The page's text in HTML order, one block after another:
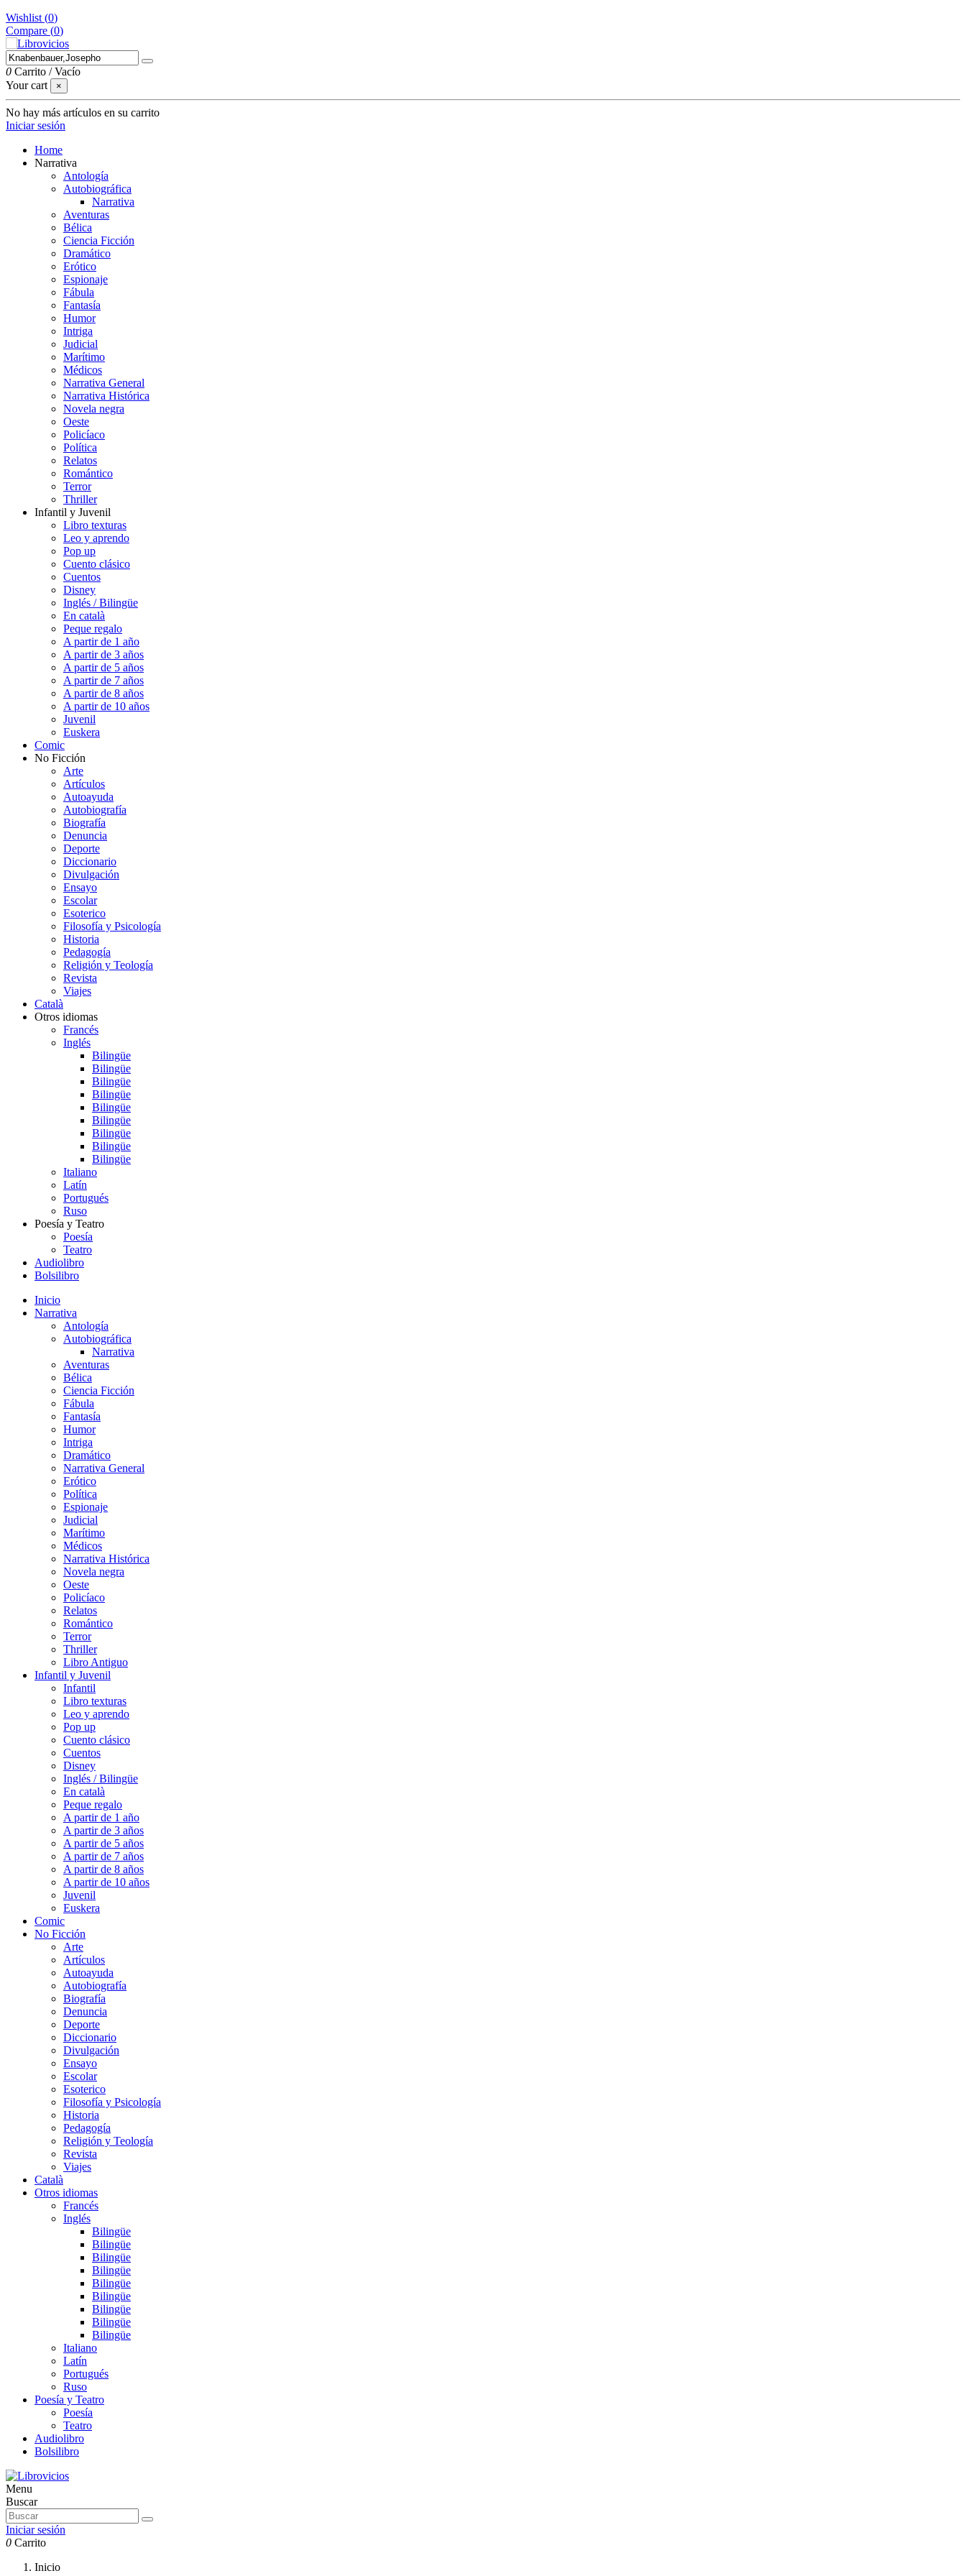
Wishlist (0)
Compare (0)
0 Carrito /Vacío
Your cart
×
No hay más artículos en su carrito
Iniciar sesión
Home
Narrativa
Antología
Autobiográfica
Narrativa
Aventuras
Bélica
Ciencia Ficción
Dramático
Erótico
Espionaje
Fábula
Fantasía
Humor
Intriga
Judicial
Marítimo
Médicos
Narrativa General
Narrativa Histórica
Novela negra
Oeste
Policíaco
Política
Relatos
Romántico
Terror
Thriller
Infantil y Juvenil
Libro texturas
Leo y aprendo
Pop up
Cuento clásico
Cuentos
Disney
Inglés / Bilingüe
En català
Peque regalo
A partir de 1 año
A partir de 3 años
A partir de 5 años
A partir de 7 años
A partir de 8 años
A partir de 10 años
Juvenil
Euskera
Comic
No Ficción
Arte
Artículos
Autoayuda
Autobiografía
Biografía
Denuncia
Deporte
Diccionario
Divulgación
Ensayo
Escolar
Esoterico
Filosofía y Psicología
Historia
Pedagogía
Religión y Teología
Revista
Viajes
Català
Otros idiomas
Francés
Inglés
Bilingüe
Bilingüe
Bilingüe
Bilingüe
Bilingüe
Bilingüe
Bilingüe
Bilingüe
Bilingüe
Italiano
Latín
Portugués
Ruso
Poesía y Teatro
Poesía
Teatro
Audiolibro
Bolsilibro
Inicio
Narrativa
Antología
Autobiográfica
Narrativa
Aventuras
Bélica
Ciencia Ficción
Fábula
Fantasía
Humor
Intriga
Dramático
Narrativa General
Erótico
Política
Espionaje
Judicial
Marítimo
Médicos
Narrativa Histórica
Novela negra
Oeste
Policíaco
Relatos
Romántico
Terror
Thriller
Libro Antiguo
Infantil y Juvenil
Infantil
Libro texturas
Leo y aprendo
Pop up
Cuento clásico
Cuentos
Disney
Inglés / Bilingüe
En català
Peque regalo
A partir de 1 año
A partir de 3 años
A partir de 5 años
A partir de 7 años
A partir de 8 años
A partir de 10 años
Juvenil
Euskera
Comic
No Ficción
Arte
Artículos
Autoayuda
Autobiografía
Biografía
Denuncia
Deporte
Diccionario
Divulgación
Ensayo
Escolar
Esoterico
Filosofía y Psicología
Historia
Pedagogía
Religión y Teología
Revista
Viajes
Català
Otros idiomas
Francés
Inglés
Bilingüe
Bilingüe
Bilingüe
Bilingüe
Bilingüe
Bilingüe
Bilingüe
Bilingüe
Bilingüe
Italiano
Latín
Portugués
Ruso
Poesía y Teatro
Poesía
Teatro
Audiolibro
Bolsilibro
Menu
Buscar
Iniciar sesión
0 Carrito
Inicio